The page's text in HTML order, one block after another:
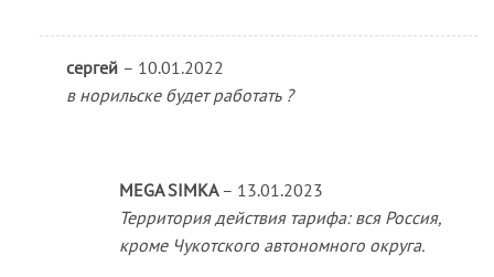
сергей – 10.01.2022
в норильске будет работать ?
MEGA SIMKA – 13.01.2023
Территория действия тарифа: вся Россия,
кроме Чукотского автономного округа.